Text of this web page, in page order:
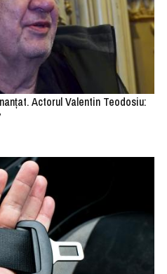
Actorul Valentin Teodosiu: